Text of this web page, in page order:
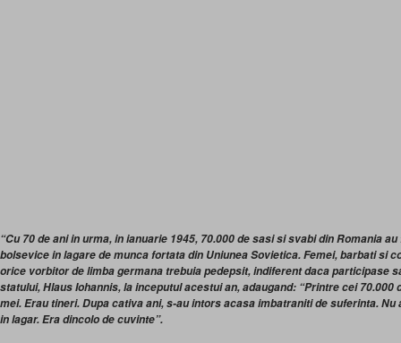
“Cu 70 de ani in urma, in ianuarie 1945, 70.000 de sasi si svabi din Romania
bolsevice in lagare de munca fortata din Uniunea Sovietica. Femei, barbati si
orice vorbitor de limba germana trebuia pedepsit, indiferent daca participase
statului, Hlaus Iohannis, la inceputul acestui an, adaugand: “Printre cei
mei. Erau tineri. Dupa cativa ani, s-au intors acasa imbatraniti de suferinta.
in lagar. Era dincolo de cuvinte”.